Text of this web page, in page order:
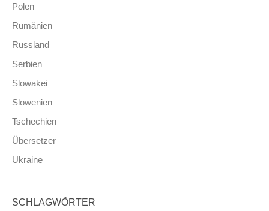
Polen
Rumänien
Russland
Serbien
Slowakei
Slowenien
Tschechien
Übersetzer
Ukraine
SCHLAGWÖRTER